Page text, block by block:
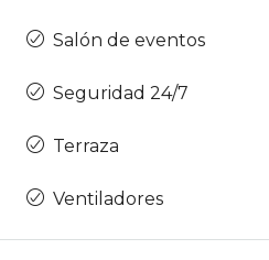
Salón de eventos
Seguridad 24/7
Terraza
Ventiladores